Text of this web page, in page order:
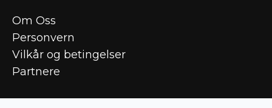
Om Oss
Personvern
Vilkår og betingelser
Partnere